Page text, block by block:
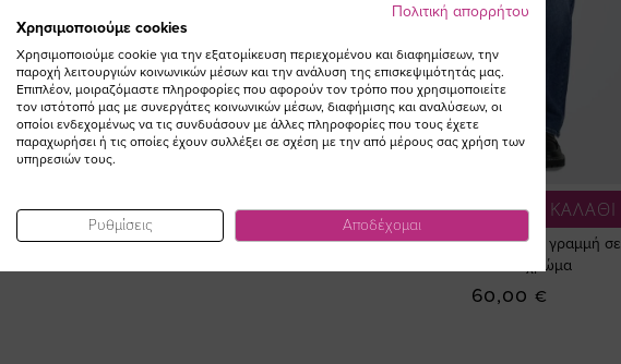
ΣΥΜΠΛΗΡΩΣΤΕ ΤΟ
LOOK
ΠΡΟΣΘΗΚΗ ΣΤΟ ΚΑΛΑΘΙ
Τζιν παντελόνι σε ίσια γραμμή σε
denim blue χρώμα
60,00 €
Πολιτική απορρήτου
Χρησιμοποιούμε cookies
Χρησιμοποιούμε cookie για την εξατομίκευση περιεχομένου και διαφημίσεων, την
παροχή λειτουργιών κοινωνικών μέσων και την ανάλυση της επισκεψιμότητάς μας.
Επιπλέον, μοιραζόμαστε πληροφορίες που αφορούν τον τρόπο που χρησιμοποιείτε
τον ιστότοπό μας με συνεργάτες κοινωνικών μέσων, διαφήμισης και αναλύσεων, οι
οποίοι ενδεχομένως να τις συνδυάσουν με άλλες πληροφορίες που τους έχετε
παραχωρήσει ή τις οποίες έχουν συλλέξει σε σχέση με την από μέρους σας χρήση των
υπηρεσιών τους.
Ρυθμίσεις Αποδέχομαι